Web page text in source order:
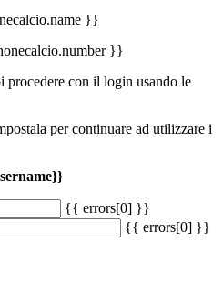
}}
}}
procedere con il login usando le
per continuare ad utilizzare i
{{ errors[0] }}
{{ errors[0] }}